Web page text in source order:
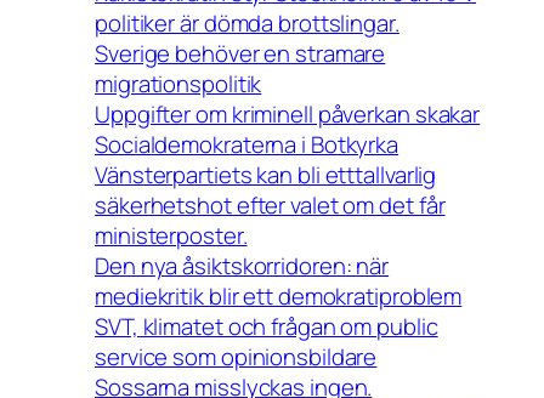
politiker är dömda brottslingar.
Sverige behöver en stramare
migrationspolitik
Uppgifter om kriminell påverkan skakar
Socialdemokraterna i Botkyrka
Vänsterpartiets kan bli etttallvarlig
säkerhetshot efter valet om det får
ministerposter.
Den nya åsiktskorridoren: när
mediekritik blir ett demokratiproblem
SVT, klimatet och frågan om public
service som opinionsbildare
Sossarna misslyckas ingen.